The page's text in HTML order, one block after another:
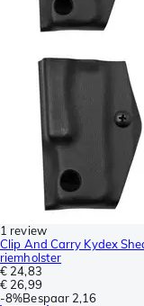
1 review
Clip And Carry Kydex
riemholster
€ 24,83
€ 26,99
-8%Bespaar 2,16